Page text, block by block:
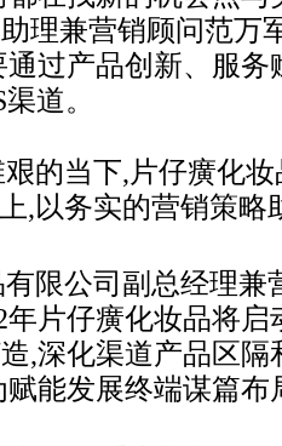
理兼营销顾问范万
过产品创新、服
道。
的当下,片仔癀化
,以务实的营销策
限公司副总经理兼
年片仔癀化妆品将
,深化渠道产品区
能发展终端谋篇布